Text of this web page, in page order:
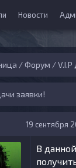
Новости
/Форум /
заявки!
19 сентября
В